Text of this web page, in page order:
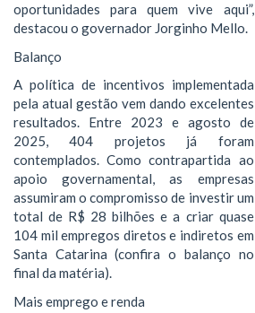
oportunidades para quem vive aqui”,
destacou o governador Jorginho Mello.
Balanço
A política de incentivos implementada
pela atual gestão vem dando excelentes
resultados. Entre 2023 e agosto de
2025, 404 projetos já foram
contemplados. Como contrapartida ao
apoio governamental, as empresas
assumiram o compromisso de investir um
total de R$ 28 bilhões e a criar quase
104 mil empregos diretos e indiretos em
Santa Catarina (confira o balanço no
final da matéria).
Mais emprego e renda